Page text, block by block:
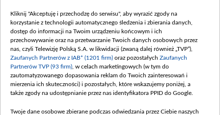
Procedura zgłoszeń wewnętrznych
Kliknij "Akceptuję i przechodzę do serwisu", aby wyrazić zgody na
korzystanie z technologii automatycznego śledzenia i zbierania danych,
dostęp do informacji na Twoim urządzeniu końcowym i ich
przechowywanie oraz na przetwarzanie Twoich danych osobowych przez
nas, czyli Telewizję Polską S.A. w likwidacji (zwaną dalej również „TVP”),
Zaufanych Partnerów z IAB* (1201 firm) oraz pozostałych Zaufanych
Partnerów TVP (93 firm) , w celach marketingowych (w tym do
zautomatyzowanego dopasowania reklam do Twoich zainteresowań i
mierzenia ich skuteczności) i pozostałych, które wskazujemy poniżej, a
także zgody na udostępnianie przez nas identyfikatora PPID do Google.
Twoje dane osobowe zbierane podczas odwiedzania przez Ciebie naszych